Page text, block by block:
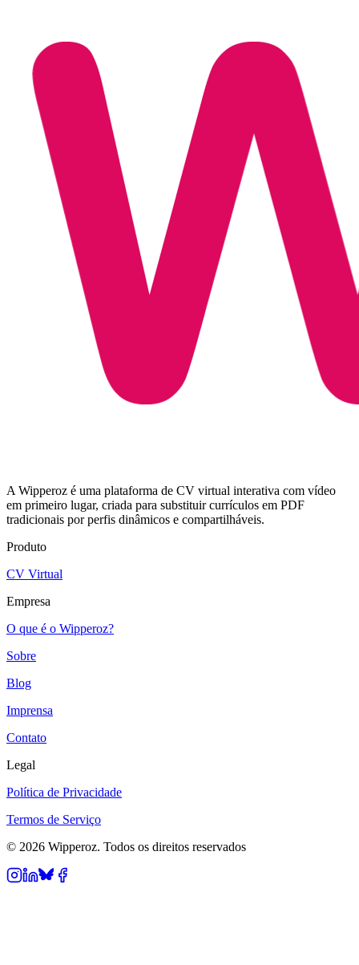
A Wipperoz é uma plataforma de CV virtual interativa com vídeo
em primeiro lugar, criada para substituir currículos em PDF
tradicionais por perfis dinâmicos e compartilháveis.
Produto
CV Virtual
Empresa
O que é o Wipperoz?
Sobre
Blog
Imprensa
Contato
Legal
Política de Privacidade
Termos de Serviço
© 2026 Wipperoz. Todos os direitos reservados